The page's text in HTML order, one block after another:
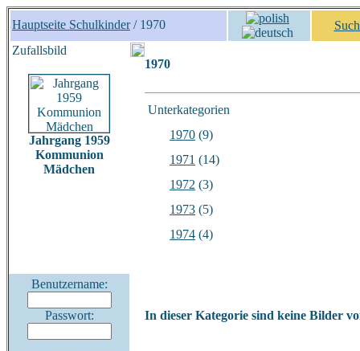
Hauptseite Schulkinder/ 1970
Zufallsbild
Jahrgang 1959
Kommunion
Mädchen
Benutzername:
Passwort:
1970
Unterkategorien
1970 (9)
1971 (14)
1972 (3)
1973 (5)
1974 (4)
In dieser Kategorie sind keine Bilder